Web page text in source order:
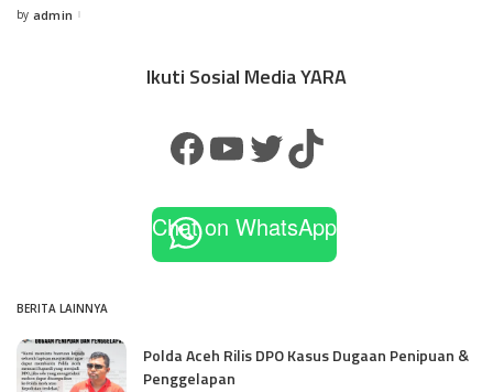
by admin
Ikuti Sosial Media YARA
Chat on WhatsApp
BERITA LAINNYA
Polda Aceh Rilis DPO Kasus Dugaan Penipuan &
Penggelapan